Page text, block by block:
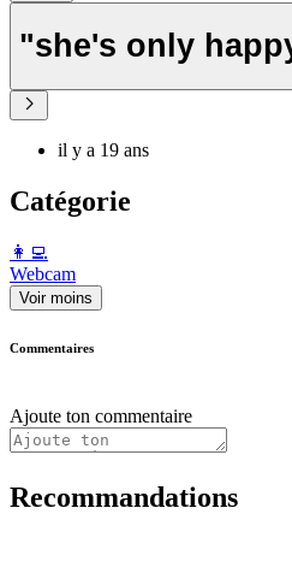
"she's only
il y a 19 ans
Catégorie
️👩‍💻️
Webcam
Voir moins
Commentaires
Ajoute ton commentaire
Recommandations